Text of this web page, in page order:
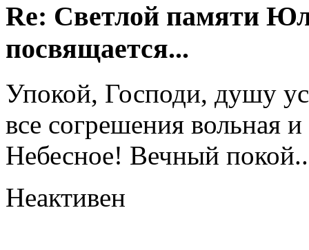
Re: Светлой памяти
посвящается...
Упокой, Господи, душу
все согрешения вольная
Небесное! Вечный
Неактивен